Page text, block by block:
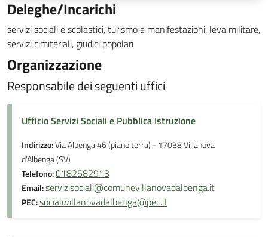
Deleghe/Incarichi
servizi sociali e scolastici, turismo e manifestazioni, leva militare,
servizi cimiteriali, giudici popolari
Organizzazione
Responsabile dei seguenti uffici
Ufficio Servizi Sociali e Pubblica Istruzione
Indirizzo:Via Albenga 46 (piano terra) - 17038 Villanova
d'Albenga (SV)
Telefono:0182582913
Email:servizisociali@comunevillanovadalbenga.it
PEC:sociali.villanovadalbenga@pec.it